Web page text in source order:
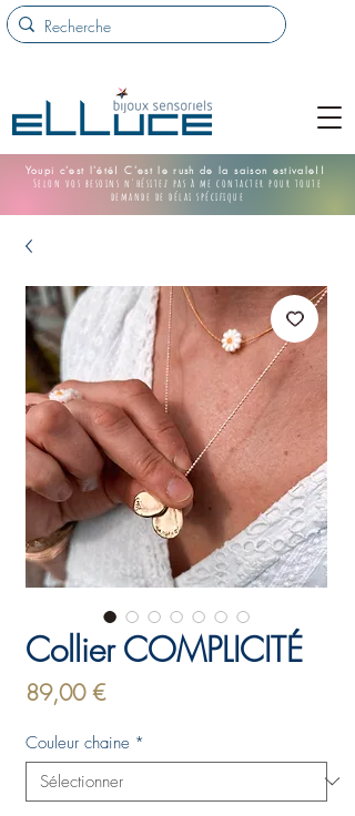
Youpi c'est l'été! C'est le rush de la saison estivale!!
Selon vos besoins n'hésitez pas à me contacter pour toute
demande de délai spécifique
Collier COMPLICITÉ
89,00 €Prix
Couleur chaine *